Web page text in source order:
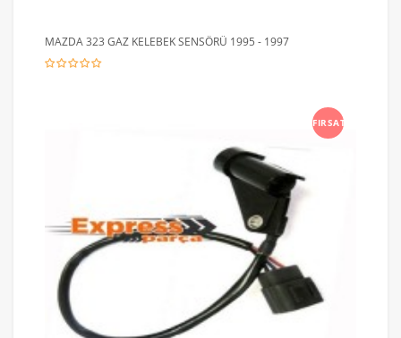
MAZDA 323 GAZ KELEBEK SENSÖRÜ 1995 - 1997
FIRSAT